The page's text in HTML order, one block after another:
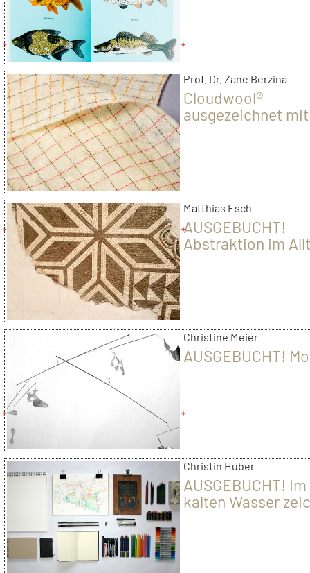
Prof. Dr. Zane Berzina
Cloudwool®
ausgezeichnet mit
Matthias Esch
AUSGEBUCHT!
Abstraktion im
Christine Meier
AUSGEBUCHT!
Christin Huber
AUSGEBUCHT! Im
kalten Wasser